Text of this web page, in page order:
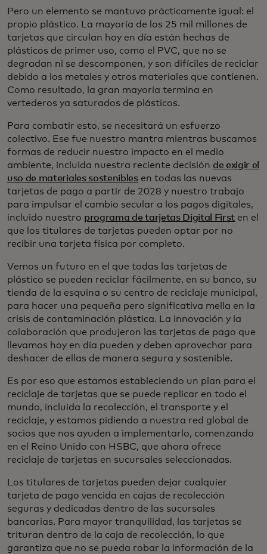
Pero un elemento se mantuvo prácticamente igual: el
propio plástico. La mayoría de los 25 mil millones de
tarjetas que circulan hoy en día están hechas de
plásticos de primer uso, como el PVC, que no se
degradan ni se descomponen, y son difíciles de reciclar
debido a los metales y otros materiales que contienen.
Como resultado, la gran mayoría termina en
vertederos ya saturados de plásticos.
Para combatir esto, se necesitará un esfuerzo
colectivo. Ese fue nuestro mantra mientras buscamos
formas de reducir nuestro impacto en el medio
ambiente, incluida nuestra reciente decisión de exigir el
uso de materiales sosteniblesen todas las nuevas
tarjetas de pago a partir de 2028 y nuestro trabajo
para impulsar el cambio secular a los pagos digitales,
incluido nuestro programa de tarjetas Digital First en el
que los titulares de tarjetas pueden optar por no
recibir una tarjeta física por completo.
Vemos un futuro en el que todas las tarjetas de
plástico se pueden reciclar fácilmente, en su banco, su
tienda de la esquina o su centro de reciclaje municipal,
para hacer una pequeña pero significativa mella en la
crisis de contaminación plástica. La innovación y la
colaboración que produjeron las tarjetas de pago que
llevamos hoy en día pueden y deben aprovechar para
deshacer de ellas de manera segura y sostenible.
Es por eso que estamos estableciendo un plan para el
reciclaje de tarjetas que se puede replicar en todo el
mundo, incluida la recolección, el transporte y el
reciclaje, y estamos pidiendo a nuestra red global de
socios que nos ayuden a implementarlo, comenzando
en el Reino Unido con HSBC, que ahora ofrece
reciclaje de tarjetas en sucursales seleccionadas.
Los titulares de tarjetas pueden dejar cualquier
tarjeta de pago vencida en cajas de recolección
seguras y dedicadas dentro de las sucursales
bancarias. Para mayor tranquilidad, las tarjetas se
trituran dentro de la caja de recolección, lo que
garantiza que no se pueda robar la información de la